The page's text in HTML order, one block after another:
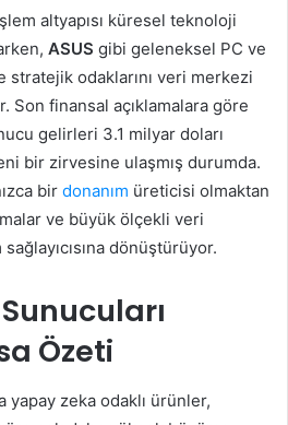
altyapısı küresel teknoloji
ASUS gibi geleneksel PC ve
odaklarını veri merkezi
Son finansal açıklamalara göre
gelirleri 3.1 milyar doları
bir zirvesine ulaşmış durumda.
bir donanım üreticisi olmaktan
ve büyük ölçekli veri
dönüştürüyor.
Özeti
yapay zeka odaklı ürünler,